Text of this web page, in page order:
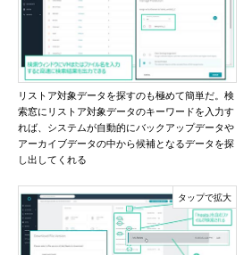
リストア対象データを探すのも極めて簡単だ。検
索窓にリストア対象データのキーワードを入力す
れば、システムが自動的にバックアップデータや
アーカイブデータの中から候補となるデータを探
し出してくれる